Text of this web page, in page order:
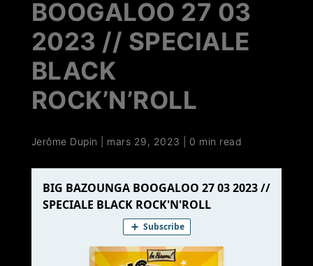
BOOGALOO 27 03
2023 // SPECIALE
BLACK
ROCK’N’ROLL
Jerôme Dupin mars 29, 2023 0 min read